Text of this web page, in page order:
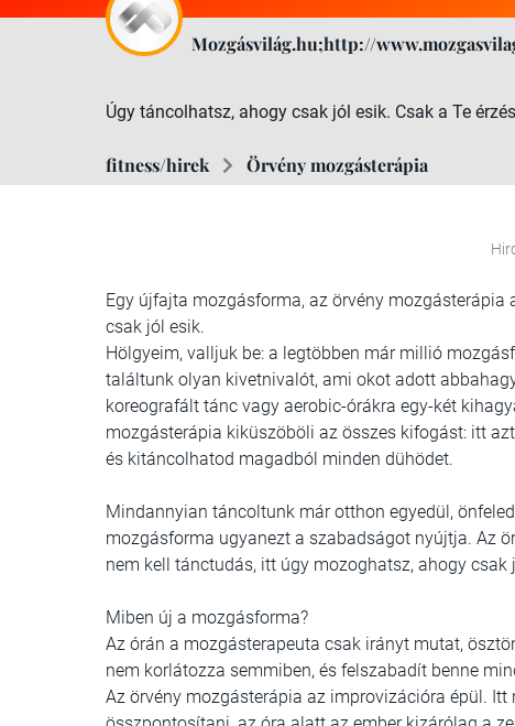
Mozgásvilág.hu;http://
Úgy táncolhatsz, ahogy csak jól esik. Csak a Te
fitness/hirek Örvény mozgásterápia
Egy újfajta mozgásforma, az örvény
csak jól esik.
Hölgyeim, valljuk be: a legtöbben már millió
találtunk olyan kivetnivalót, ami okot adott
koreografált tánc vagy aerobic-órákra egy-két
mozgásterápia kiküszöböli az összes kifogást: itt
és kitáncolhatod magadból minden dühödet.
Mindannyian táncoltunk már otthon egyedül,
mozgásforma ugyanezt a szabadságot nyújtja. Az
nem kell tánctudás, itt úgy mozoghatsz, ahogy csak
Miben új a mozgásforma?
Az órán a mozgásterapeuta csak irányt mutat,
nem korlátozza semmiben, és felszabadít benne
Az örvény mozgásterápia az improvizációra épül.